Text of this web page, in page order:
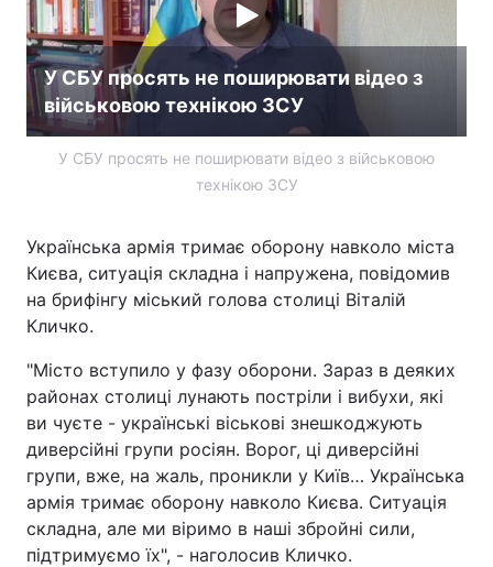
Цікавинки Погода
Екологія
Лонгріди
Статті
Архів Вакансії
Контакти
Послуги
У СБУ просять не поширювати відео з
військовою технікою ЗСУ
У СБУ просять не поширювати відео з військовою
технікою ЗСУ
Українська армія тримає оборону навколо міста
Києва, ситуація складна і напружена, повідомив
на брифінгу міський голова столиці Віталій
Кличко.
"Місто вступило у фазу оборони. Зараз в деяких
районах столиці лунають постріли і вибухи, які
ви чуєте - українські віськові знешкоджують
диверсійні групи росіян. Ворог, ці диверсійні
групи, вже, на жаль, проникли у Київ… Українська
армія тримає оборону навколо Києва. Ситуація
складна, але ми віримо в наші збройні сили,
підтримуємо їх", - наголосив Кличко.